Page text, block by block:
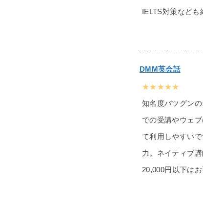
IELTS対策なども
DMM英会話
★★★★★
知名度バツグン
での受講やウェ
て利用しやすい
力。ネイティブ
20,000円以下はお